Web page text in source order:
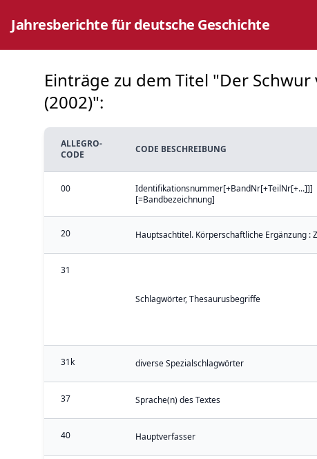
Jahresberichte für deutsche Geschichte
Einträge zu dem Titel "Der
(2002)":
ALLEGRO-
CODE
CODE BESCHREIBUNG
00
Identifikationsnummer[+BandNr[+TeilNr[+...]]]
[=Bandbezeichnung]
20 Hauptsachtitel. Körperschaftliche Ergänzung :
31
Schlagwörter, Thesaurusbegriffe
31k diverse Spezialschlagwörter
37 Sprache(n) des Textes
40 Hauptverfasser